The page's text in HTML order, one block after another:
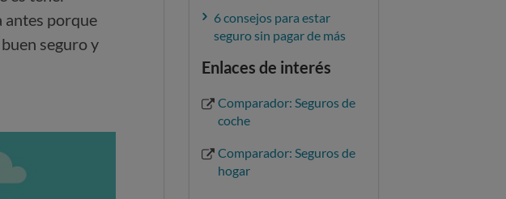
antes porque
seguro y
6 consejos para estar
seguro sin pagar de más
Enlaces de interés
Comparador: Seguros de
coche
Comparador: Seguros de
hogar